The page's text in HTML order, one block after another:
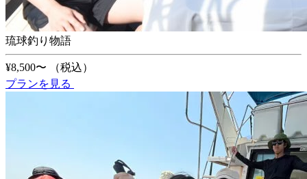
琉球釣り物語
¥8,500〜
（税込）
プランを見る